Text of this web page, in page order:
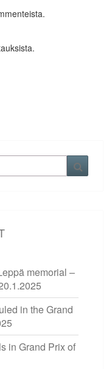
memorial –
in the Grand
in Grand Prix of